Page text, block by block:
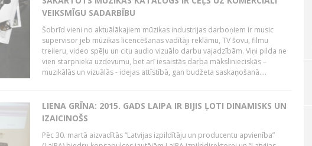
VEIKSMĪGU SADARBĪBU
Šobrīd vieni no aktuālākajiem mūzikas industrijas darboņiem ir music
supervisor jeb mūzikas licencēšanas vadītāji reklāmu, TV šovu, filmu
treileru, video spēļu un citu audio vizuālo darbu vajadzībām. Viņi pilda ne
vien starpnieka uzdevumu, bet arī iesaistās darba mākslinieciskās –
muzikālās un vizuālās - idejas attīstībā, gan budžeta saskaņošanā....
LIENA GRĪNA: 2015. GADS LAIPA IR BIJIS ĻOTI DINAMISKS UN
IZAICINOŠS
Pēc 30. martā aizvadītās “Latvijas izpildītāju un producentu apvienība”